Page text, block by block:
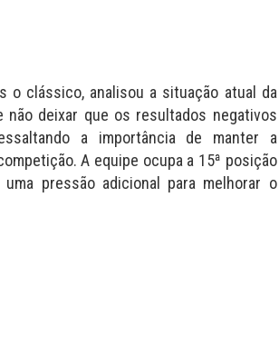
o clássico, analisou a situação atual da
não deixar que os resultados negativos
a importância de manter a
A equipe ocupa a 15ª posição
pressão adicional para melhorar o